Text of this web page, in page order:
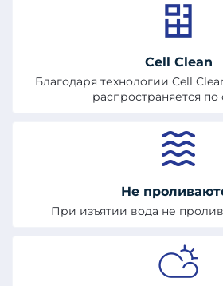
Cell Clean
Благодаря технологии Cell
распространяется по
Не
При изъятии вода не